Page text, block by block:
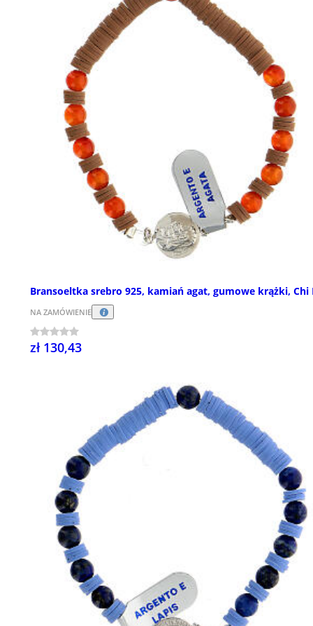
Bransoeltka srebro 925, kamiań agat, gumowe krążki, Chi
NA ZAMÓWIENIE
zł 130,43